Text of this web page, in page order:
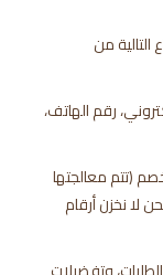
من
رقم الهاتف،
(تتم معالجتها
لا نخزن أرقام